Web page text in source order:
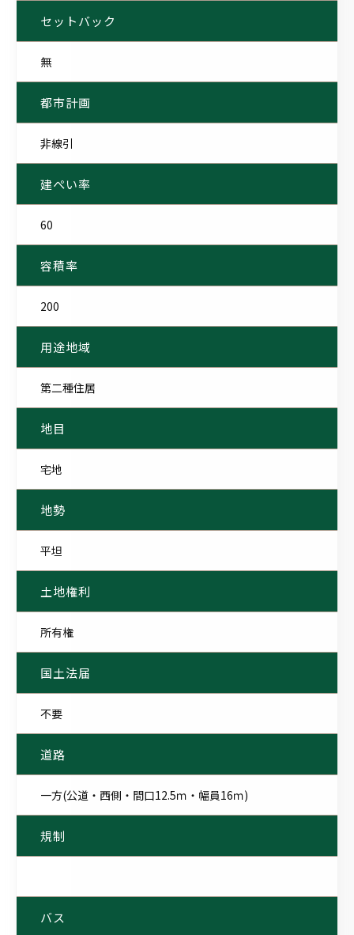
セットバック
無
都市計画
非線引
建ぺい率
60
容積率
200
用途地域
第二種住居
地目
宅地
地勢
平坦
土地権利
所有権
国土法届
不要
道路
一方(公道・西側・間口12.5ｍ・幅員16ｍ)
規制
バス